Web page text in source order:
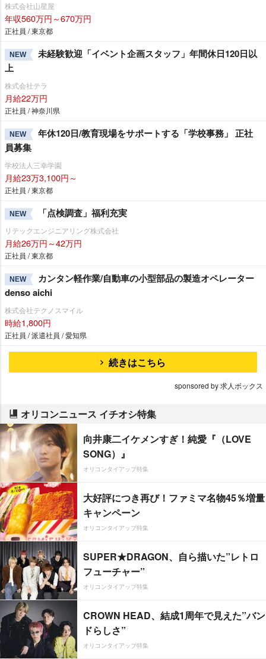
株式会社山星屋
年収560万円～670万円
正社員 / 東京都
NEW
未経験歓迎「イベント企画スタッフ」年間休日120日以
上
株式会社テラ
月給22万円
正社員 / 神奈川県
NEW
年休120日/教育現場をサポートする「学校事務」 正社
員募集
学校法人三幸学園
月給23万3,100円～
正社員 / 東京都
NEW 「点検調査」福利充実
リテックエンジニアリング株式会社
月給26万円～42万円
正社員 / 東京都
NEW
カンタン軽作業/自動車の小型部品の製造オペレーター
denso aichi
株式会社テクノスマイル
時給1,800円
正社員 / 派遣社員 / 愛知県
続きはこちら
sponsored by 求人ボックス
オリコンニュース イチオシ特集
向井康二イケメンすぎ！純愛『（LOVE
SONG）』
オリコンタイアップ特集
大好評につき再び！ファミマ名物45％増量
キャンペーン
オリコンタイアップ特集
SUPER★DRAGON、自ら描いた”レトロ
フューチャー”
オリコンタイアップ特集
CROWN HEAD、結成1周年で見えた”バン
ドらしさ”
オリコンタイアップ特集